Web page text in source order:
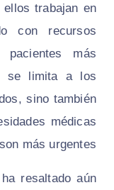
ellos trabajan en
con recursos
más
se limita a los
sino también
médicas
son más urgentes.
resaltado aún